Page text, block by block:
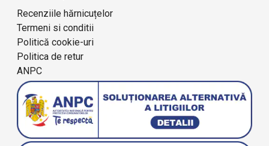
Recenziile hărnicuțelor
Termeni si conditii
Politică cookie-uri
Politica de retur
ANPC